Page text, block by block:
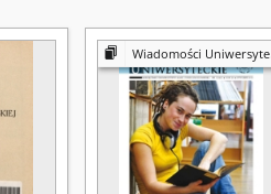
Wiadomości Uniwersyteckie